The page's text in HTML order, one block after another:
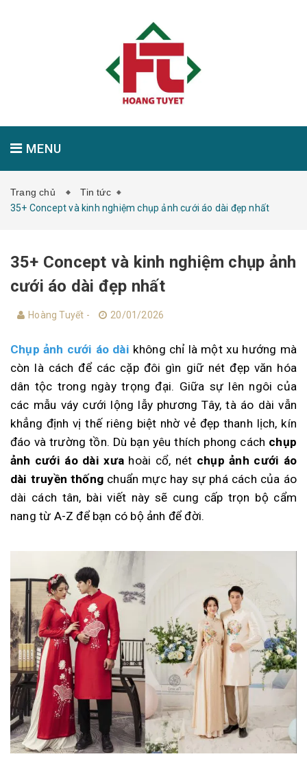
MENU
GIỚI THIỆU SẢN PHẨM TIN TỨC
LIÊN HỆ
Trang chủ
Tin tức
35+ Concept và kinh nghiệm chụp ảnh cưới áo dài đẹp nhất
35+ Concept và kinh nghiệm chụp ảnh
cưới áo dài đẹp nhất
Hoàng Tuyết - 20/01/2026
Chụp ảnh cưới áo dài không chỉ là một xu hướng mà
còn là cách để các cặp đôi gìn giữ nét đẹp văn hóa
dân tộc trong ngày trọng đại. Giữa sự lên ngôi của
các mẫu váy cưới lộng lẫy phương Tây, tà áo dài vẫn
khẳng định vị thế riêng biệt nhờ vẻ đẹp thanh lịch, kín
đáo và trường tồn. Dù bạn yêu thích phong cách chụp
ảnh cưới áo dài xưahoài cổ, nét chụp ảnh cưới áo
dài truyền thống chuẩn mực hay sự phá cách của áo
dài cách tân, bài viết này sẽ cung cấp trọn bộ cẩm
nang từ A-Z để bạn có bộ ảnh để đời.